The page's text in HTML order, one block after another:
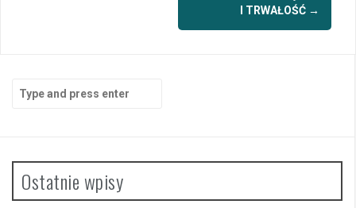
I TRWAŁOŚĆ →
Search
for:
Ostatnie wpisy